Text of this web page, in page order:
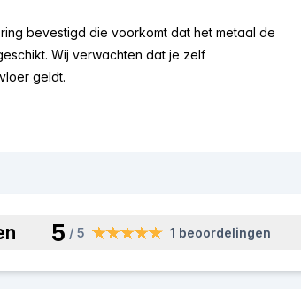
bevestigd die voorkomt dat het metaal de
Wij verwachten dat je zelf
geldt.
5 / 5 1 beoordelingen